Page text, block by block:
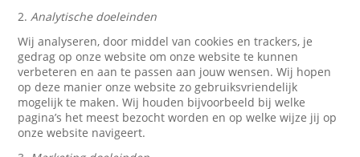
2.Analytische doeleinden
Wij analyseren, door middel van cookies en trackers, je
gedrag op onze website om onze website te kunnen
verbeteren en aan te passen aan jouw wensen. Wij hopen
op deze manier onze website zo gebruiksvriendelijk
mogelijk te maken. Wij houden bijvoorbeeld bij welke
pagina’s het meest bezocht worden en op welke wijze jij op
onze website navigeert.